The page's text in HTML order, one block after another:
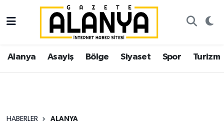
Alanya Asayiş Bölge Siyaset Spor Turizm
HABERLER ALANYA
Alanya
Asayiş
Siyaset
İstanbul Nöbetçi Eczaneler
İstanbul Hava Durumu
Süper Lig Puan Durumu ve Fikstür